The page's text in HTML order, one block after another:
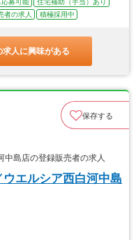
募可能
住宅補助（手当）あり
者の求人 積極採用中
求人に興味がある
保存する
島店の登録販売者の求人
エルシア西白河中島